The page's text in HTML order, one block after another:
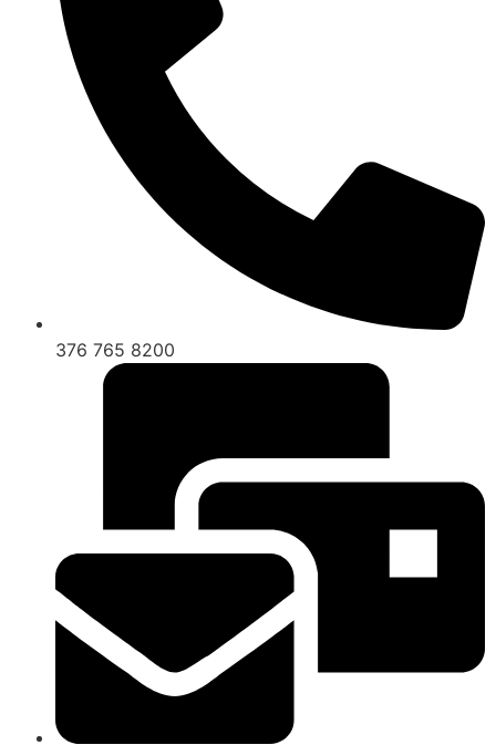
376 765 8200